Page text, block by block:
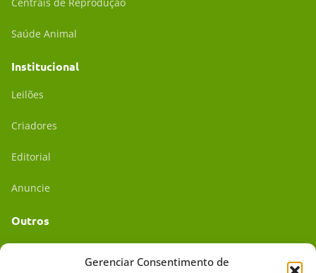
Gerenciar Consentimento de
Centrais de Reprodução
Saúde Animal
Institucional
Leilões
Criadores
Editorial
Anuncie
Outros